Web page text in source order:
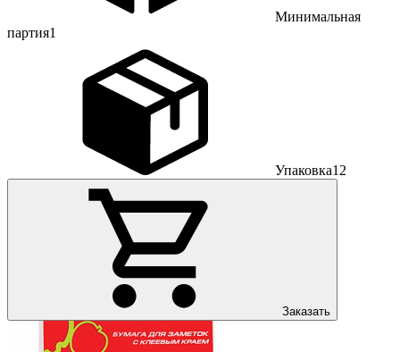
Минимальная
партия1
Упаковка12
Заказать